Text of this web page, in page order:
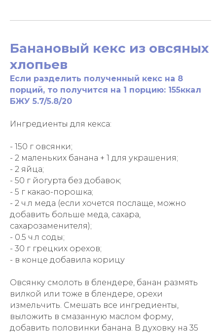
Банановый кекс из овсяных
хлопьев
Если разделить полученный кекс на 8
порций, то получится на 1 порцию: 155ккал
БЖУ 5.7/5.8/20
Ингредиенты для кекса:
- 150 г овсянки;
- 2 маленьких банана + 1 для украшения;
- 2 яйца;
- 50 г йогурта без добавок;
- 5 г какао-порошка;
- 2 ч.л меда (если хочется послаще, можно
добавить больше меда, сахара,
сахарозаменителя);
- 0.5 ч.л соды;
- 30 г грецких орехов;
- в конце добавила корицу
Овсянку смолоть в блендере, банан размять
вилкой или тоже в блендере, орехи
измельчить. Смешать все ингредиенты,
выложить в смазанную маслом форму,
добавить половинки банана. В духовку на 35